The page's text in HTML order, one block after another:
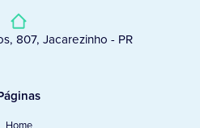
807, Jacarezinho - PR